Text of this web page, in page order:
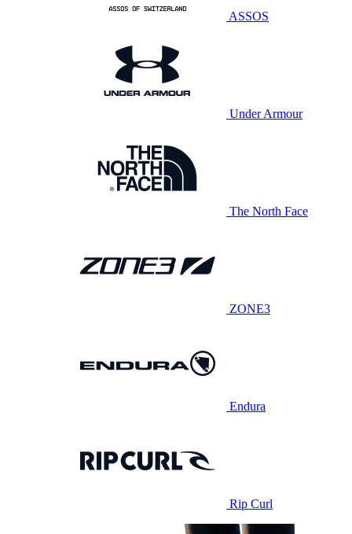
ASSOS
Under Armour
The North Face
ZONE3
Endura
Rip Curl